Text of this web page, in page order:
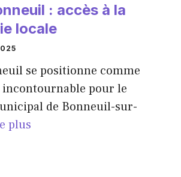
: accès à la
locale
se positionne comme
pour le
de Bonneuil-sur-
plus